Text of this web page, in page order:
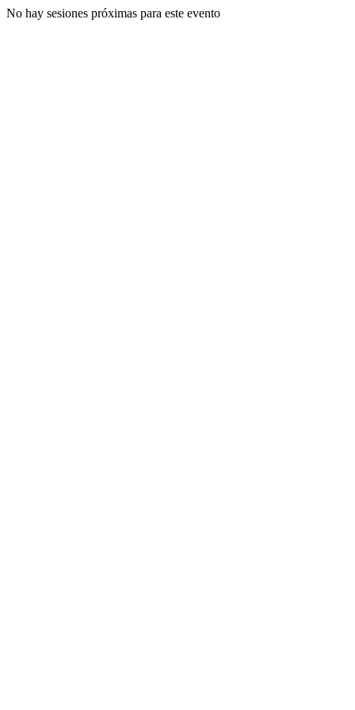
No hay sesiones próximas para este evento